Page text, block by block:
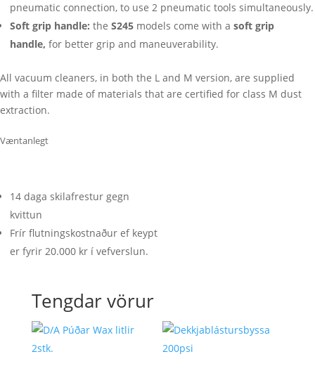
pneumatic connection, to use 2 pneumatic tools simultaneously.
Soft grip handle: the S245 models come with a soft grip
handle, for better grip and maneuverability.
All vacuum cleaners, in both the L and M version, are supplied
with a filter made of materials that are certified for class M dust
extraction.
Væntanlegt
14 daga skilafrestur gegn
kvittun
Frír flutningskostnaður ef keypt
er fyrir 20.000 kr í vefverslun.
Tengdar vörur